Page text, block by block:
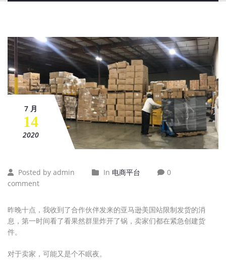
7 月
14
2020
Posted by admin In 电商平台
0
comment
昨晚十点，我收到了合作伙伴发来的亚马逊美国站限制发货的消
息，第一时间看了看果然群里炸开了锅，卖家们都在紧急创建货
件。
对于卖家，可能又是个不眠夜。